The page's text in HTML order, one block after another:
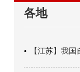
各地
【江苏】我国自主